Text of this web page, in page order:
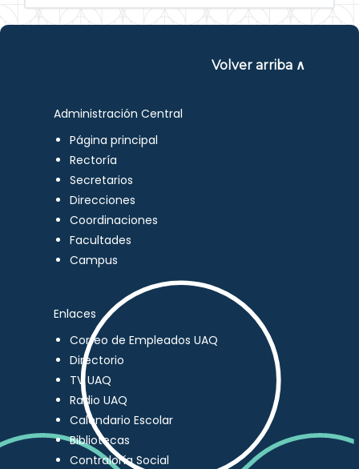
Volver arriba ∧
Administración Central
Página principal
Rectoría
Secretarios
Direcciones
Coordinaciones
Facultades
Campus
Enlaces
Correo de Empleados UAQ
Directorio
TV UAQ
Radio UAQ
Calendario Escolar
Bibliotecas
Contraloría Social